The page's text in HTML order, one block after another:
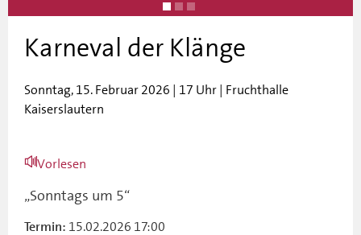
Karneval der Klänge
Sonntag, 15. Februar 2026 | 17 Uhr | Fruchthalle
Kaiserslautern
Vorlesen
„Sonntags um 5“
Termin: 15.02.2026 17:00